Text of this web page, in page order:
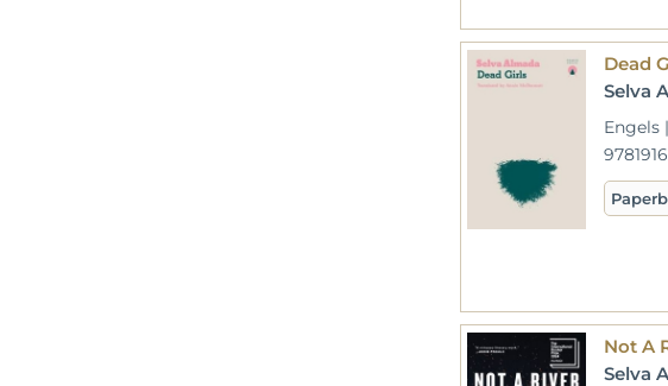
Dead
Selva
Engels
Not A
Selva